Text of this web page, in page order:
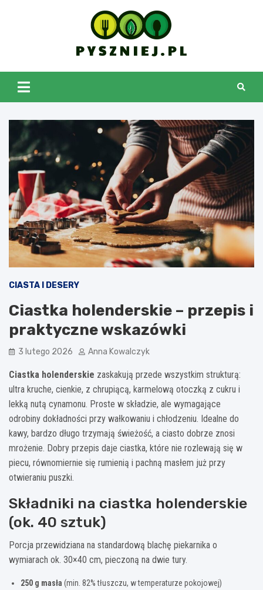
pyszniej.pl
CIASTA I DESERY
Ciastka holenderskie – przepis i
praktyczne wskazówki
3 lutego 2026 Anna Kowalczyk
Ciastka holenderskie zaskakują przede wszystkim strukturą:
ultra kruche, cienkie, z chrupiącą, karmelową otoczką z cukru i
lekką nutą cynamonu. Proste w składzie, ale wymagające
odrobiny dokładności przy wałkowaniu i chłodzeniu. Idealne do
kawy, bardzo długo trzymają świeżość, a ciasto dobrze znosi
mrożenie. Dobry przepis daje ciastka, które nie rozlewają się w
piecu, równomiernie się rumienią i pachną masłem już przy
otwieraniu puszki.
Składniki na ciastka holenderskie
(ok. 40 sztuk)
Porcja przewidziana na standardową blachę piekarnika o
wymiarach ok. 30×40 cm, pieczoną na dwie tury.
250 g masła (min. 82% tłuszczu, w temperaturze pokojowej)